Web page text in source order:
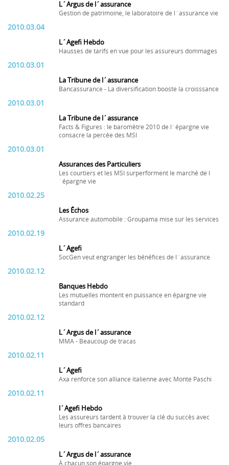
L´Argus de l´assurance
Gestion de patrimoine, le laboratoire de l´assurance vie
2010.03.04
L´Agefi Hebdo
Hausses de tarifs en vue pour les assureurs dommages
2010.03.01
La Tribune de l´assurance
Bancassurance - La diversification booste la croisssance
2010.03.01
La Tribune de l´assurance
Facts & Figures : le baromètre 2010 de l´épargne vie
consacre la percée des MSI
2010.03.01
Assurances des Particuliers
Les courtiers et les MSI surperforment le marché de l
´épargne vie
2010.02.25
Les Échos
Assurance automobile : Groupama mise sur les services
2010.02.19
L´Agefi
SocGen veut engranger les bénéfices de l´assurance
2010.02.12
Banques Hebdo
Les mutuelles montent en puissance en épargne vie
standard
2010.02.12
L´Argus de l´assurance
MMA - Beaucoup de tracas
2010.02.11
L´Agefi
Axa renforce son alliance italienne avec Monte Paschi
2010.02.11
l´Agefi Hebdo
Les assureurs tardent à trouver la clé du succès avec
leurs offres bancaires
2010.02.05
L´Argus de l´assurance
À chacun son épargne vie